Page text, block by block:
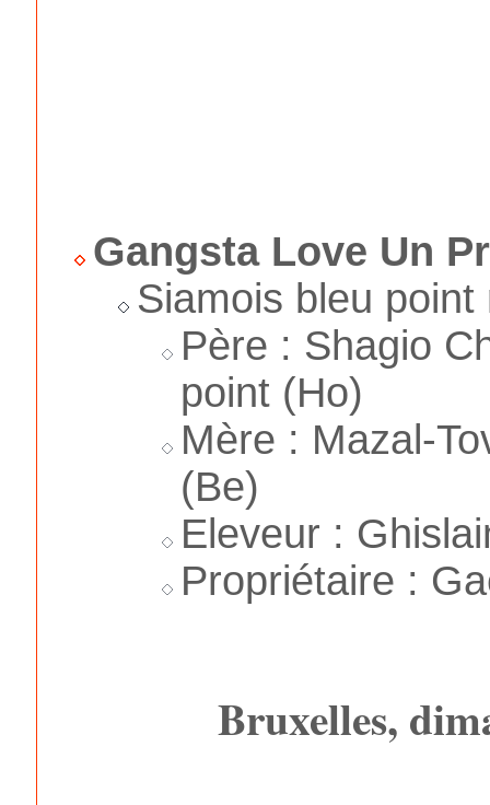
Gangsta Love Un
Siamois bleu
Père : Shagio
point (Ho)
Mère : Mazal-
(Be)
Eleveur :
Propriétaire :
Bruxelles,